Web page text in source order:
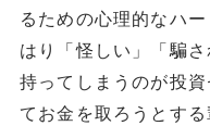
るための心理的なハ
はり「怪しい」「騙
持ってしまうのが投
てお金を取ろうとす